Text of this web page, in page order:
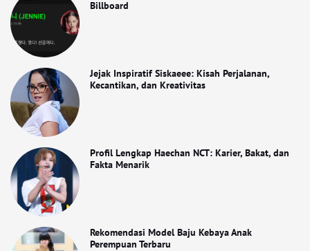
Billboard
Jejak Inspiratif Siskaeee: Kisah Perjalanan,
Kecantikan, dan Kreativitas
Profil Lengkap Haechan NCT: Karier, Bakat, dan
Fakta Menarik
Rekomendasi Model Baju Kebaya Anak
Perempuan Terbaru